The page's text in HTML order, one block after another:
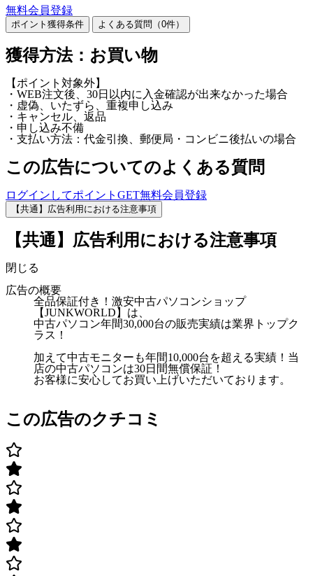
無料会員登録
ポイント獲得条件 よくある質問（0件）
獲得方法：お買い物
【ポイント対象外】
・WEB注文後、30日以内に入金確認が出来なかった場合
・虚偽、いたずら、重複申し込み
・キャンセル、返品
・申し込み不備
・支払い方法：代金引換、郵便局・コンビニ後払いの場合
この広告についてのよくある質問
ログインしてポイントGET無料会員登録
【共通】広告利用における注意事項
【共通】広告利用における注意事項
閉じる
広告の概要
全品保証付き！激安中古パソコンショップ
【JUNKWORLD】は、
中古パソコン年間30,000台の販売実績は業界トップク
ラス！
加えて中古モニターも年間10,000台を超える実績！当
店の中古パソコンは30日間無償保証！
お客様に安心してお買い上げいただいております。
この広告のクチコミ